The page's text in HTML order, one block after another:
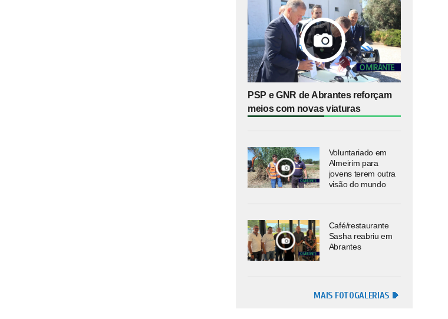
PSP e GNR de Abrantes reforçam
meios com novas viaturas
Voluntariado em
Almeirim para
jovens terem outra
visão do mundo
Café/restaurante
Sasha reabriu em
Abrantes
MAIS FOTOGALERIAS